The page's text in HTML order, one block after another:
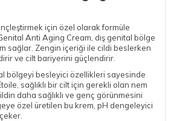
için özel olarak formüle
Anti Aging Cream, dış genital bölge
sağlar. Zengin içeriği ile cildi beslerken
ve cilt bariyerini güçlendirir.
bölgeyi besleyici özellikleri sayesinde
sağlıklı bir cilt için gerekli olan nem
daha sağlıklı ve genç görünmesini
özel üretilen bu krem, pH dengeleyici